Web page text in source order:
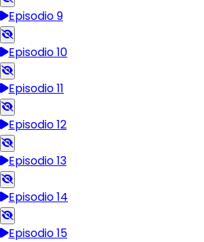
Episodio 9
Episodio 10
Episodio 11
Episodio 12
Episodio 13
Episodio 14
Episodio 15